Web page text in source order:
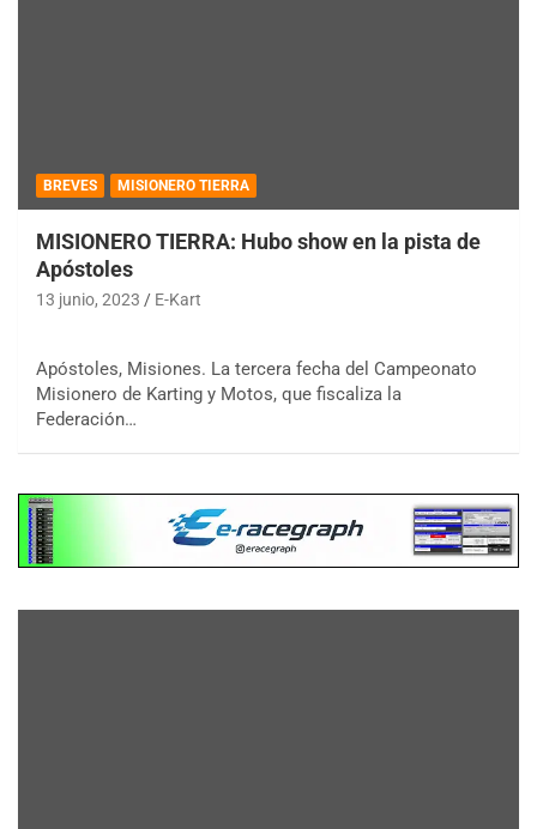
BREVES MISIONERO TIERRA
MISIONERO TIERRA: Hubo show en la pista de
Apóstoles
13 junio, 2023 E-Kart
Apóstoles, Misiones. La tercera fecha del Campeonato
Misionero de Karting y Motos, que fiscaliza la
Federación…